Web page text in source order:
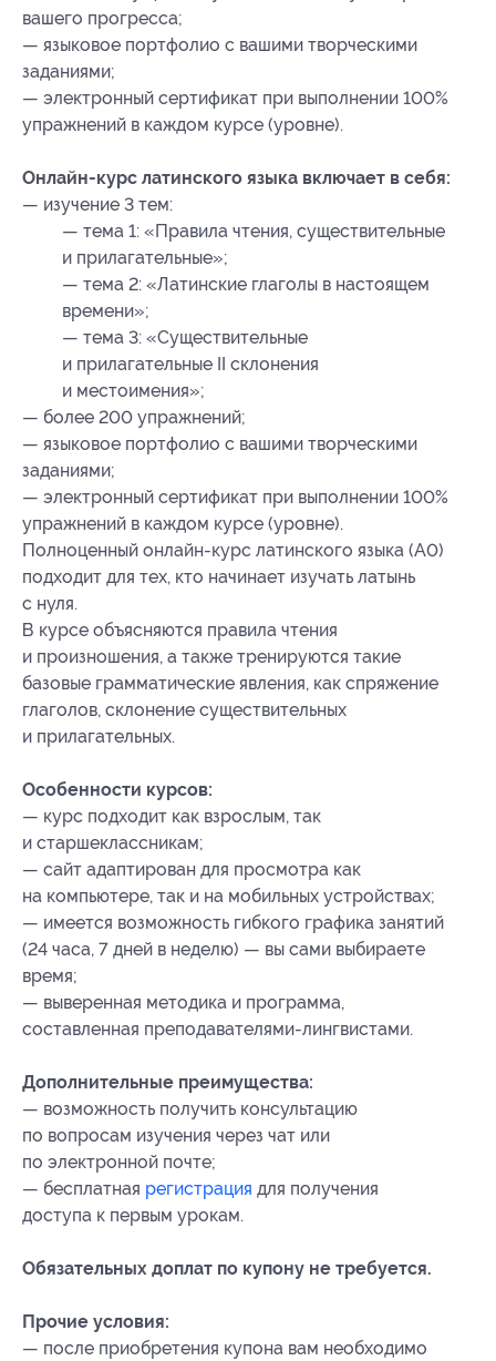
вашего прогресса;
— языковое портфолио с вашими творческими
заданиями;
— электронный сертификат при выполнении 100%
упражнений в каждом курсе (уровне).
Онлайн-курс латинского языка включает в себя:
— изучение 3 тем:
— тема 1: «Правила чтения, существительные
и прилагательные»;
— тема 2: «Латинские глаголы в настоящем
времени»;
— тема 3: «Существительные
и прилагательные II склонения
и местоимения»;
— более 200 упражнений;
— языковое портфолио с вашими творческими
заданиями;
— электронный сертификат при выполнении 100%
упражнений в каждом курсе (уровне).
Полноценный онлайн-курс латинского языка (A0)
подходит для тех, кто начинает изучать латынь
с нуля.
В курсе объясняются правила чтения
и произношения, а также тренируются такие
базовые грамматические явления, как спряжение
глаголов, склонение существительных
и прилагательных.
Особенности курсов:
— курс подходит как взрослым, так
и старшеклассникам;
— сайт адаптирован для просмотра как
на компьютере, так и на мобильных устройствах;
— имеется возможность гибкого графика занятий
(24 часа, 7 дней в неделю) — вы сами выбираете
время;
— выверенная методика и программа,
составленная преподавателями-лингвистами.
Дополнительные преимущества:
— возможность получить консультацию
по вопросам изучения через чат или
по электронной почте;
— бесплатная регистрация для получения
доступа к первым урокам.
Обязательных доплат по купону не требуется.
Прочие условия:
— после приобретения купона вам необходимо